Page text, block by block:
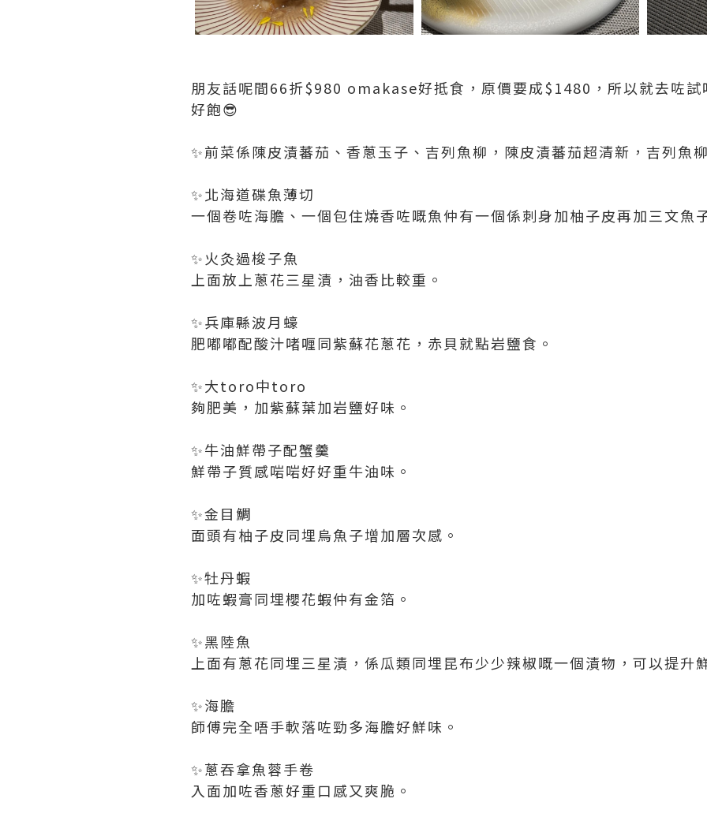
朋友話呢間66折$980 omakase好抵食，原價要成$1480，所以就去咗試
好飽😎
✨前菜係陳皮漬蕃茄、香蔥玉子、吉列魚柳，陳皮漬蕃茄超清新，吉列魚
✨北海道碟魚薄切
一個卷咗海膽、一個包住燒香咗嘅魚仲有一個係刺身加柚子皮再加三文魚
✨火灸過梭子魚
上面放上蔥花三星漬，油香比較重。
✨兵庫縣波月蠔
肥嘟嘟配酸汁啫喱同紫蘇花蔥花，赤貝就點岩鹽食。
✨大toro中toro
夠肥美，加紫蘇葉加岩鹽好味。
✨牛油鮮帶子配蟹羹
鮮帶子質感啱啱好好重牛油味。
✨金目鯛
面頭有柚子皮同埋烏魚子增加層次感。
✨牡丹蝦
加咗蝦膏同埋櫻花蝦仲有金箔。
✨黑陸魚
上面有蔥花同埋三星漬，係瓜類同埋昆布少少辣椒嘅一個漬物，可以提升
✨海膽
師傅完全唔手軟落咗勁多海膽好鮮味。
✨蔥吞拿魚蓉手卷
入面加咗香蔥好重口感又爽脆。